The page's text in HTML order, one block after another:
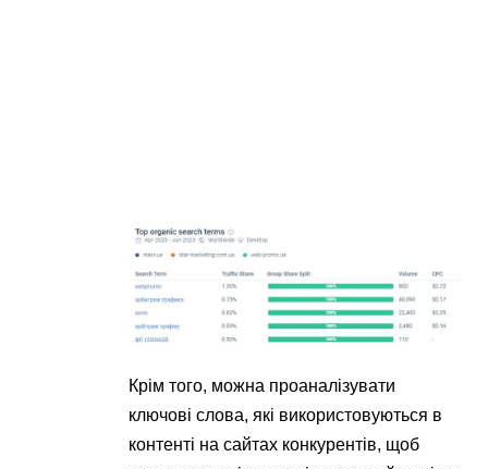
Крім того, можна проаналізувати
ключові слова, які використовуються в
контенті на сайтах конкурентів, щоб